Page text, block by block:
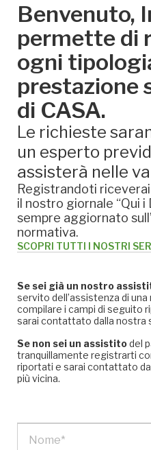
Benvenuto,
permette di
ogni
prestazione
di CASA.
Le richieste
un esperto
assisterà nelle
Registrandoti
il nostro giornale “Qui i
sempre aggiornato
normativa.
SCOPRI TUTTI I NOSTRI
Se sei già un nostro
servito dell’assistenza di
compilare i campi di seguito
sarai contattato dalla nostra
Se non sei un assistitodel
tranquillamente registrarti
riportati e sarai contattato
più vicina.